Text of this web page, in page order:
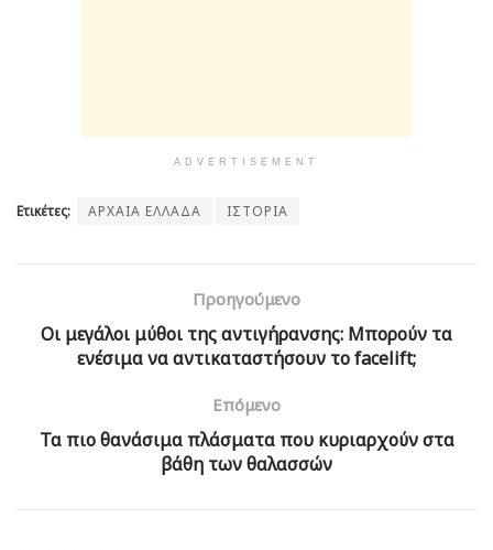
ADVERTISEMENT
Ετικέτες: ΑΡΧΑΙΑ ΕΛΛΑΔΑ ΙΣΤΟΡΙΑ
Προηγούμενο
Οι μεγάλοι μύθοι της αντιγήρανσης: Μπορούν τα
ενέσιμα να αντικαταστήσουν το facelift;
Επόμενο
Τα πιο θανάσιμα πλάσματα που κυριαρχούν στα
βάθη των θαλασσών